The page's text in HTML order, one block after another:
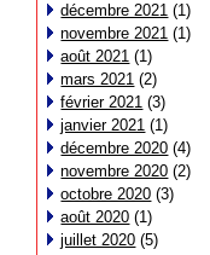
décembre 2021 (1)
novembre 2021 (1)
août 2021 (1)
mars 2021 (2)
février 2021 (3)
janvier 2021 (1)
décembre 2020 (4)
novembre 2020 (2)
octobre 2020 (3)
août 2020 (1)
juillet 2020 (5)